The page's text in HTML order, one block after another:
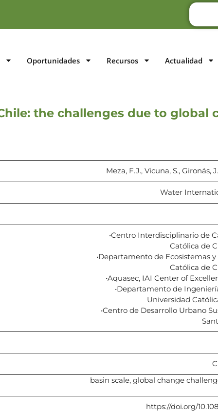
Oportunidades Recursos Actualidad
the challenges due to global
Meza, F.J., Vicuna, S., Gironás,
Water
•Centro Interdisciplinario de
Católica de
•Departamento de Ecosistemas
Católica de
•Aquasec, IAI Center of
•Departamento de
Universidad
•Centro de Desarrollo Urbano
basin scale, global change
https://doi.org/